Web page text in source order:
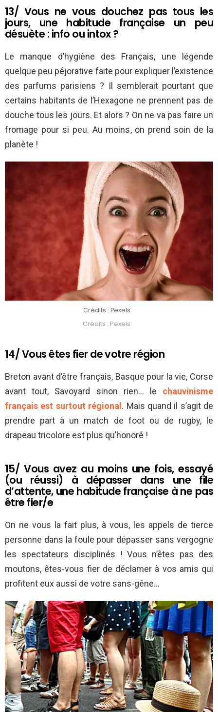
13/ Vous ne vous douchez pas tous les
jours, une habitude française un peu
désuète : info ou intox ?
Le manque d’hygiène des Français, une légende
quelque peu péjorative faite pour expliquer l’existence
des parfums parisiens ? Il semblerait pourtant que
certains habitants de l’Hexagone ne prennent pas de
douche tous les jours. Et alors ? On ne va pas faire un
fromage pour si peu. Au moins, on prend soin de la
planète !
Crédits : Pexels
Crédits : Pexels
14/ Vous êtes fier de votre région
Breton avant d’être français, Basque pour la vie, Corse
avant tout, Savoyard sinon rien… le chauvinisme
français est surtout régional . Mais quand il s’agit de
prendre part à un match de foot ou de rugby, le
drapeau tricolore est plus qu’honoré !
15/ Vous avez au moins une fois, essayé
(ou réussi) à dépasser dans une file
d’attente, une habitude française à ne pas
être fier/e
On ne vous la fait plus, à vous, les appels de tierce
personne dans la foule pour dépasser sans vergogne
les spectateurs disciplinés ! Vous n’êtes pas des
moutons, êtes-vous fier de déclamer à vos amis qui
profitent eux aussi de votre sans-gêne…